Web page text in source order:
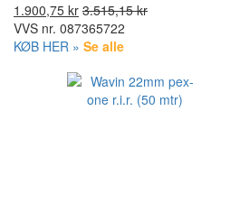
1.900,75 kr 3.515,15 kr
VVS nr. 087365722
KØB HER » Se alle